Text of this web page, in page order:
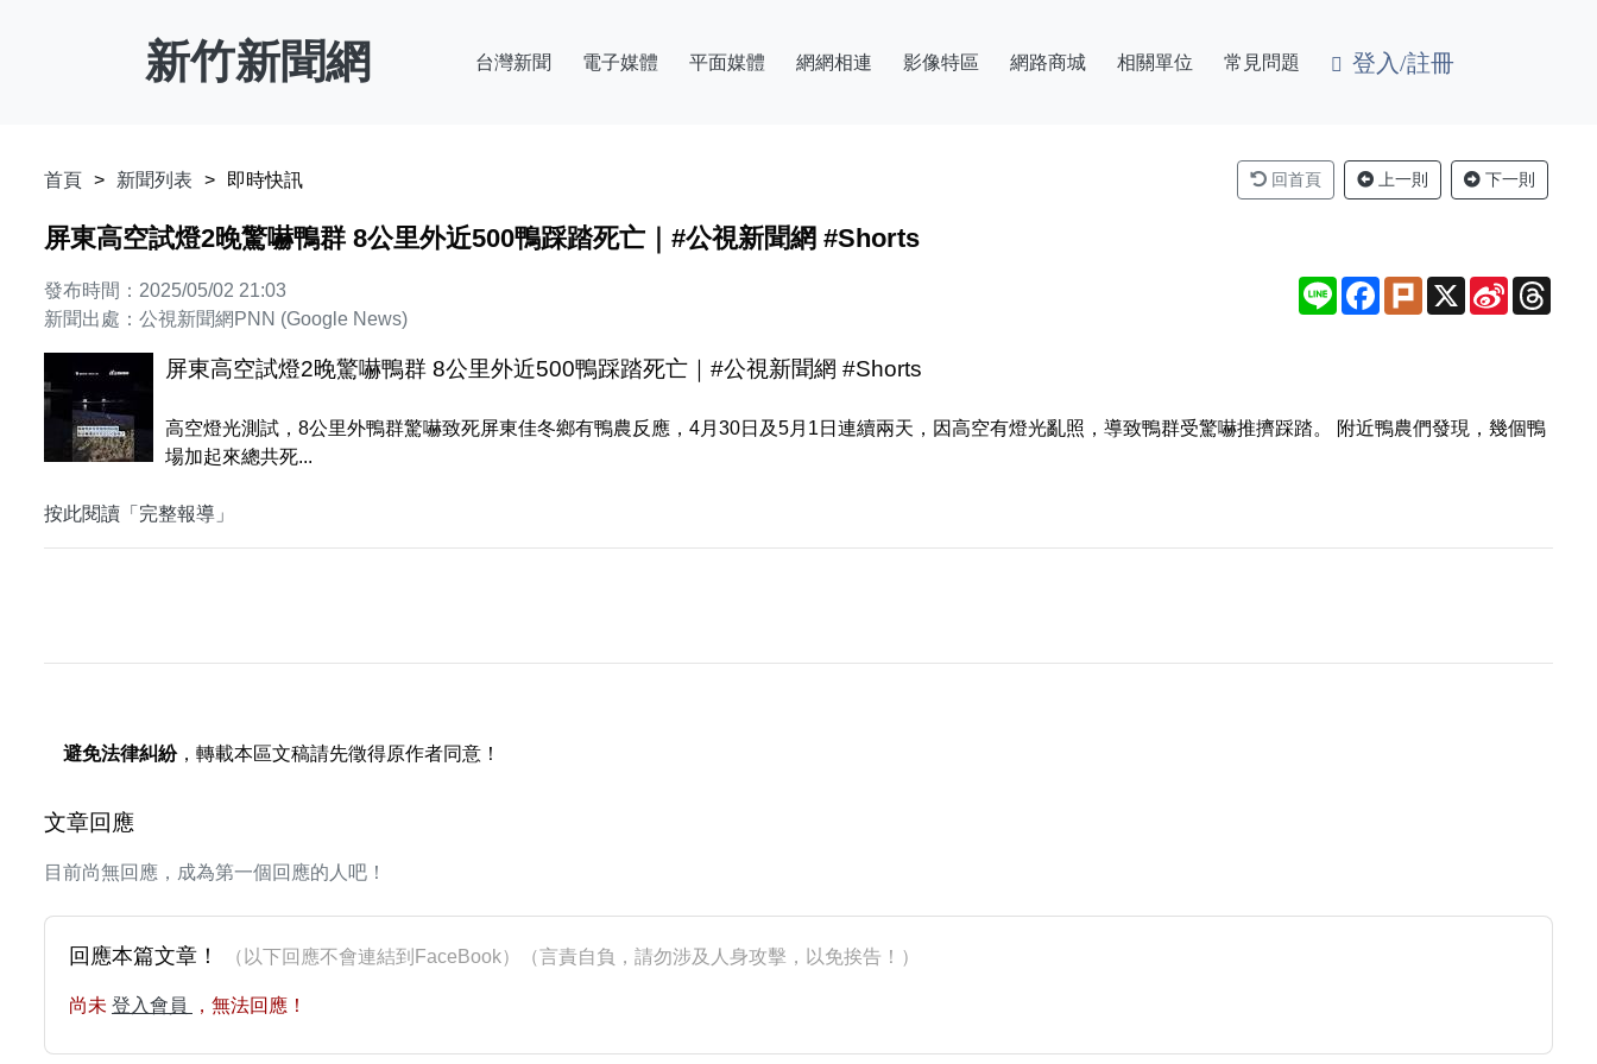
新竹新聞網 台灣新聞 電子媒體 平面媒體 網網相連 影像特區 網路商城 相關單位 常見問題 登入/註冊
首頁 新聞列表 即時快訊 回首頁 上一則 下一則
屏東高空試燈2晚驚嚇鴨群 8公里外近500鴨踩踏死亡｜#公視新聞網 #Shorts
發布時間：2025/05/02 21:03
新聞出處：公視新聞網PNN (Google News)
Line Facebook
Plurk X
Sina
Weibo
屏東高空試燈2晚驚嚇鴨群 8公里外近500鴨踩踏死亡｜#公視新聞網 #Shorts
高空燈光測試，8公里外鴨群驚嚇致死屏東佳冬鄉有鴨農反應，4月30日及5月1日連續兩天，因高空有燈光亂照，導致鴨群受驚嚇推擠踩踏。 附近鴨農們發現，幾個鴨
場加起來總共死...
按此閱讀「完整報導」
避免法律糾紛，轉載本區文稿請先徵得原作者同意！
文章回應
目前尚無回應，成為第一個回應的人吧！
回應本篇文章！ （以下回應不會連結到FaceBook）（言責自負，請勿涉及人身攻擊，以免挨告！）
尚未 登入會員 ，無法回應！